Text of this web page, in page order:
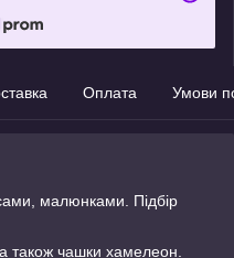
Оплата Умови
малюнками. Підбір
також чашки хамелеон.